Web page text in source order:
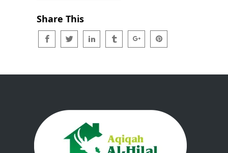
Share This